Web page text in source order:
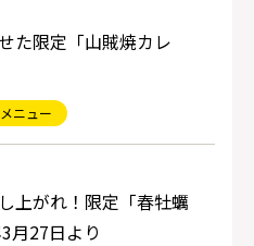
た限定「山賊焼カレ
ニュー
上がれ！限定「春牡蠣
月27日より